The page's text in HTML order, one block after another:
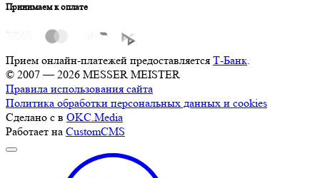
Принимаем к оплате
Прием онлайн-платежей предоставляется Т-Банк.
© 2007 — 2026 MESSER MEISTER
Правила использования сайта
Политика обработки персональных данных и cookies
Сделано с в OKC.Media
Работает на CustomCMS